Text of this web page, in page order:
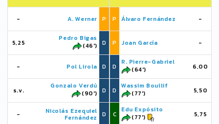
- A. Werner P
5,25
Pedro Bigas
(46')
D
- Pol Lirola D
s.v.
Gonzalo Verdú
(90')
D
- Nicolás Ezequiel
Fernández D
P Álvaro Fernández -
P Joan García -
D
R. Pierre-Gabriel
(64')
6,00
D
Wassim Boullif
(77')
5,50
C
Edu Expósito
(77')
5,75